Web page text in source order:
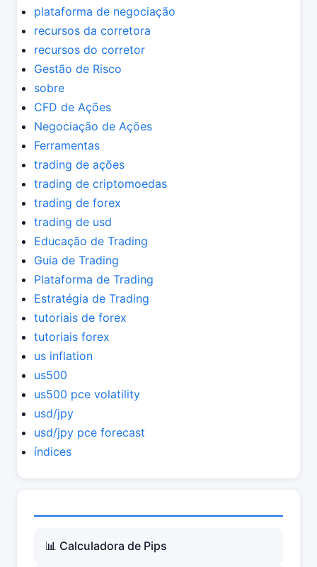
plataforma de negociação
recursos da corretora
recursos do corretor
Gestão de Risco
sobre
CFD de Ações
Negociação de Ações
Ferramentas
trading de ações
trading de criptomoedas
trading de forex
trading de usd
Educação de Trading
Guia de Trading
Plataforma de Trading
Estratégia de Trading
tutoriais de forex
tutoriais forex
us inflation
us500
us500 pce volatility
usd/jpy
usd/jpy pce forecast
índices
📊 Calculadora de Pips